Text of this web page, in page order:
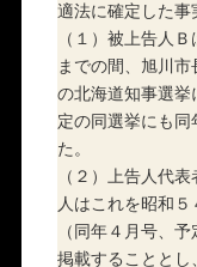
適法に確定した事
（１）被上告人
までの間、旭川
の北海道知事選
定の同選挙にも
た。
（２）上告人代
人はこれを昭和
（同年４月号、
掲載することと